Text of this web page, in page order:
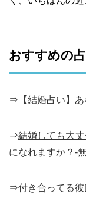
おすすめの
⇒ 【結婚占い】
⇒結婚しても大
になれますか？-
⇒付き合ってる